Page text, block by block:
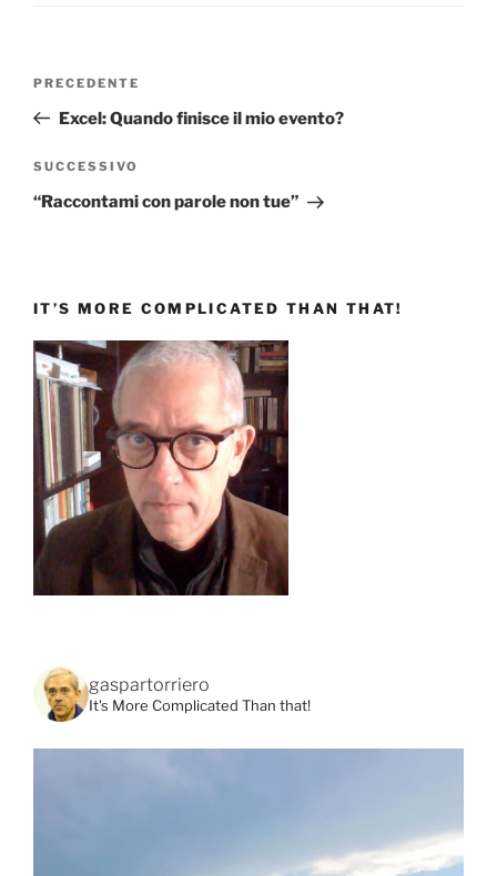
Navigazione
Articolo
precedente:
PRECEDENTE
Excel: Quando finisce il mio evento?
Articolo
successivo
SUCCESSIVO
“Raccontami con parole non tue”
IT’S MORE COMPLICATED THAN THAT!
gaspartorriero
It's More Complicated Than that!